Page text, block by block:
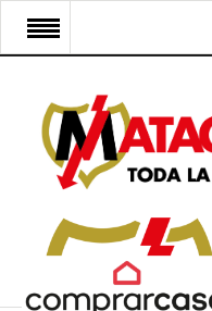
INICIO
RAYO VALLECANO
CANTERA Y ESCUELA FRV
RAYO FÉMINAS
MULTIMEDIA